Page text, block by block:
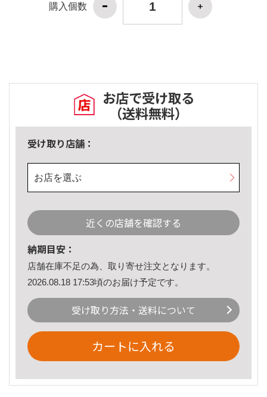
購入個数
お店で受け取る
（送料無料）
受け取り店舗：
お店を選ぶ
近くの店舗を確認する
納期目安：
店舗在庫不足の為、取り寄せ注文となります。
2026.08.18 17:53頃のお届け予定です。
受け取り方法・送料について
カートに入れる